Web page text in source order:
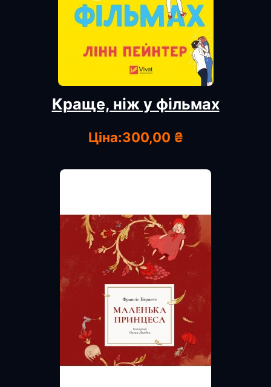
Краще, ніж у фільмах
Ціна:300,00 ₴